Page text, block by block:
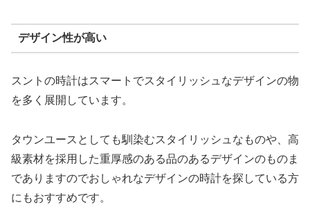
デザイン性が高い
スントの時計はスマートでスタイリッシュなデザインの物
を多く展開しています。
タウンユースとしても馴染むスタイリッシュなものや、高
級素材を採用した重厚感のある品のあるデザインのものま
でありますのでおしゃれなデザインの時計を探している方
にもおすすめです。